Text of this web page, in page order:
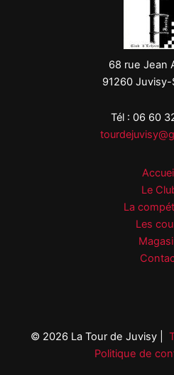
68 rue Jean
91260 Juvisy-
Tél : 06 60
Le
La
Les
© 2026 La Tour de Juvisy |
Politique de